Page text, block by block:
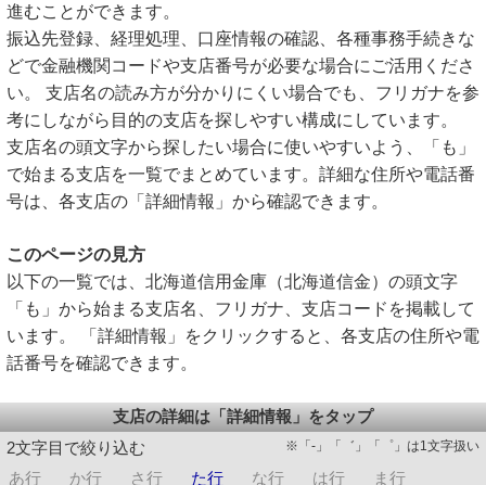
進むことができます。
振込先登録、経理処理、口座情報の確認、各種事務手続きな
どで金融機関コードや支店番号が必要な場合にご活用くださ
い。 支店名の読み方が分かりにくい場合でも、フリガナを参
考にしながら目的の支店を探しやすい構成にしています。
支店名の頭文字から探したい場合に使いやすいよう、「も」
で始まる支店を一覧でまとめています。詳細な住所や電話番
号は、各支店の「詳細情報」から確認できます。
このページの見方
以下の一覧では、北海道信用金庫（北海道信金）の頭文字
「も」から始まる支店名、フリガナ、支店コードを掲載して
います。 「詳細情報」をクリックすると、各支店の住所や電
話番号を確認できます。
支店の詳細は「詳細情報」をタップ
2文字目で絞り込む
※「-」「゛」「゜」は1文字扱い
あ行 か行 さ行 た行 な行 は行
ま行